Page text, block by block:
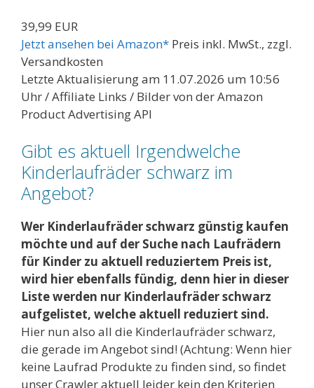
39,99 EUR
Jetzt ansehen bei Amazon* Preis inkl. MwSt., zzgl.
Versandkosten
Letzte Aktualisierung am 11.07.2026 um 10:56
Uhr / Affiliate Links / Bilder von der Amazon
Product Advertising API
Gibt es aktuell Irgendwelche
Kinderlaufräder schwarz im
Angebot?
Wer Kinderlaufräder schwarz günstig kaufen
möchte und auf der Suche nach Laufrädern
für Kinder zu aktuell reduziertem Preis ist,
wird hier ebenfalls fündig, denn hier in dieser
Liste werden nur Kinderlaufräder schwarz
aufgelistet, welche aktuell reduziert sind.
Hier nun also all die Kinderlaufräder schwarz,
die gerade im Angebot sind! (Achtung: Wenn hier
keine Laufrad Produkte zu finden sind, so findet
unser Crawler aktuell leider kein den Kriterien